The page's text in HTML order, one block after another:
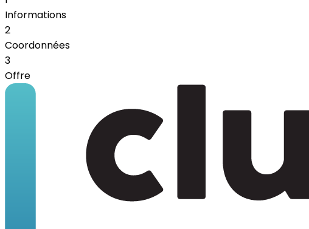
Informations
2
Coordonnées
3
Offre